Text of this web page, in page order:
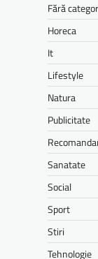
Fără
Horeca
It
Lifestyle
Natura
Publicitate
Sanatate
Social
Sport
Stiri
Tehnologie